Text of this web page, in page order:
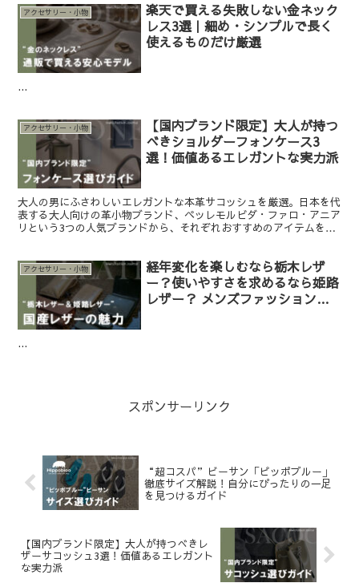
アクセサリー・小物
楽天で買える失敗しない金ネック
レス3選｜細め・シンプルで長く
使えるものだけ厳選
...
アクセサリー・小物
【国内ブランド限定】大人が持つ
べきショルダーフォンケース3
選！価値あるエレガントな実力派
大人の男にふさわしいエレガントな本革サコッシュを厳選。日本を代
表する大人向けの革小物ブランド、ペッレモルビダ・ファロ・アニア
リという3つの人気ブランドから、それぞれおすすめのアイテムをご
アクセサリー・小物
経年変化を楽しむなら栃木レザ
ー？使いやすさを求めるなら姫路
レザー？ メンズファッションに
...
スポンサーリンク
“超コスパ”ビーサン「ピッポブルー」
徹底サイズ解説！自分にぴったりの一足
を見つけるガイド
【国内ブランド限定】大人が持つべきレ
ザーサコッシュ3選！価値あるエレガント
な実力派